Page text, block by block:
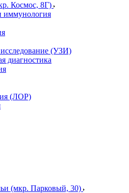
Космос, 8Г)
иммунология
исследование (УЗИ)
диагностика
(ЛОР)
(мкр. Парковый, 30)